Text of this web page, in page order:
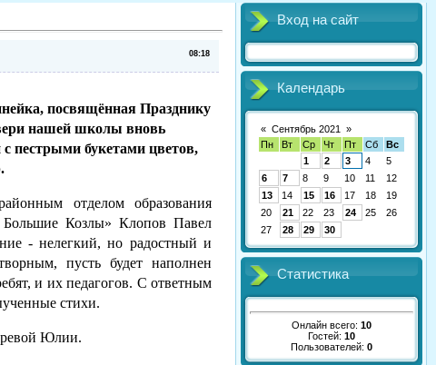
08:18
посвящённая Празднику
нашей школы вновь
пестрыми букетами цветов,
отделом образования
Большие Козлы» Клопов Павел
- нелегкий, но радостный и
пусть будет наполнен
и их педагогов. С ответным
стихи.
Юлии.
Вход на сайт
Календарь
« Сентябрь 2021
»
Пн
Вт Ср Чт Пт Сб
Вс
1
2 3 4
5
6
7 8 9 10 11
12
13
14 15 16 17 18
19
20
21 22 23 24 25
26
27
28 29 30
Статистика
Онлайн всего: 10
Гостей: 10
Пользователей: 0